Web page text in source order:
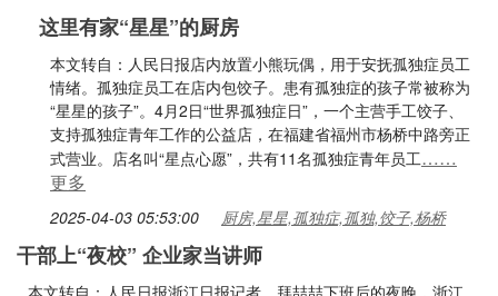
这里有家“星星”的厨房
本文转自：人民日报店内放置小熊玩偶，用于安抚孤独症员工
情绪。孤独症员工在店内包饺子。患有孤独症的孩子常被称为
“星星的孩子”。4月2日“世界孤独症日”，一个主营手工饺子、
支持孤独症青年工作的公益店，在福建省福州市杨桥中路旁正
式营业。店名叫“星点心愿”，共有11名孤独症青年员工……
更多
2025-04-03 05:53:00 厨房,星星,孤独症,孤独,饺子,杨桥
干部上“夜校” 企业家当讲师
本文转自：人民日报浙江日报记者 拜喆喆下班后的夜晚，浙江